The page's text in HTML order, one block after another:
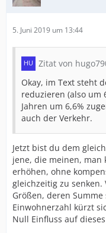
5. Juni 2019 um 13:44
Zitat von
Okay, im Text steht
reduzieren (also um
Jahren um 6,6%
auch der Verkehr.
Jetzt bist du dem
jene, die meinen, man
erhöhen, ohne
gleichzeitig zu
Größen, deren
Einwohnerzahl kürzt
Null Einfluss auf